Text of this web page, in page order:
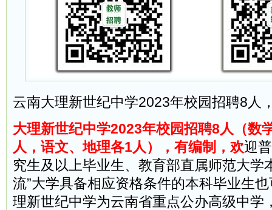
云南大理新世纪中学2023年校园招聘8人
大理新世纪中学2023年校园招聘8人（数
人，语文、地理各1人），有编制，欢迎
究生及以上毕业生、教育部直属师范大学
流”大学具备相应资格条件的本科毕业生
理新世纪中学为云南省重点公办高级中学